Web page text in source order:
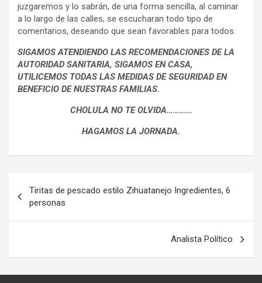
juzgaremos y lo sabrán, de una forma sencilla, al caminar
a lo largo de las calles, se escucharan todo tipo de
comentarios, deseando que sean favorables para todos.
SIGAMOS ATENDIENDO LAS RECOMENDACIONES DE LA
AUTORIDAD SANITARIA, SIGAMOS EN CASA,
UTILICEMOS TODAS LAS MEDIDAS DE SEGURIDAD EN
BENEFICIO DE NUESTRAS FAMILIAS.
CHOLULA NO TE OLVIDA…………
HAGAMOS LA JORNADA.
de
entradas
Tiritas de pescado estilo Zihuatanejo Ingredientes, 6
personas
Analista Político